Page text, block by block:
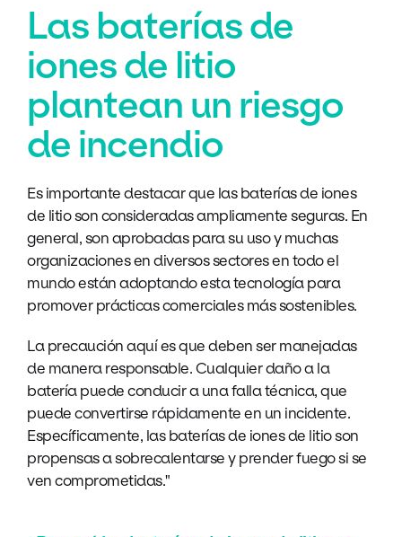
Las baterías de
iones de litio
plantean un riesgo
de incendio
Es importante destacar que las baterías de iones
de litio son consideradas ampliamente seguras. En
general, son aprobadas para su uso y muchas
organizaciones en diversos sectores en todo el
mundo están adoptando esta tecnología para
promover prácticas comerciales más sostenibles.
La precaución aquí es que deben ser manejadas
de manera responsable. Cualquier daño a la
batería puede conducir a una falla técnica, que
puede convertirse rápidamente en un incidente.
Específicamente, las baterías de iones de litio son
propensas a sobrecalentarse y prender fuego si se
ven comprometidas."